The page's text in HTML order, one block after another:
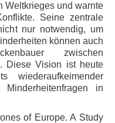
Weltkrieges und warnte
Seine zentrale
nur notwendig, um
können auch
zwischen
Diese Vision ist heute
wiederaufkeimender
in
of Europe. A Study